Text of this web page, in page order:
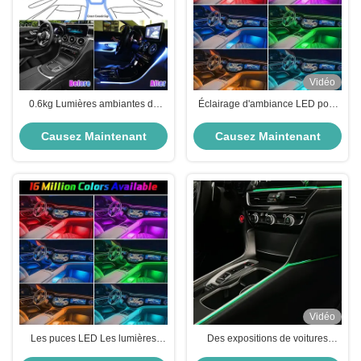
0.6kg Lumières ambiantes de
Control
Causez Maintenant
Vidéo
Éclairage d'ambiance LED pour
Causez Maintenant
Les puces LED Les lumières
Vidéo
Des expositions de voitures